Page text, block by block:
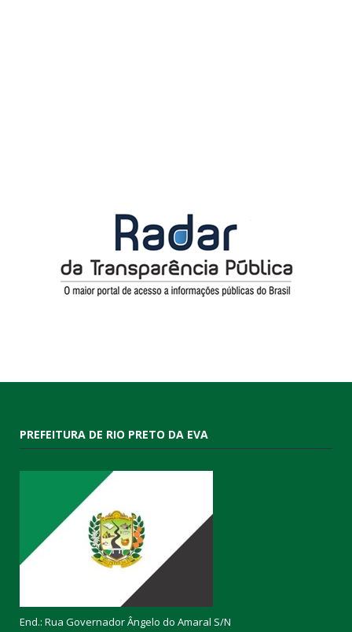
PREFEITURA DE RIO PRETO DA EVA
End.: Rua Governador Ângelo do Amaral S/N